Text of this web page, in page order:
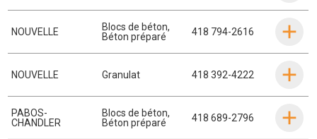
NOUVELLE Blocs de béton,
Béton préparé
418 794-2616
NOUVELLE Granulat 418 392-4222
PABOS-
CHANDLER
Blocs de béton,
Béton préparé
418 689-2796